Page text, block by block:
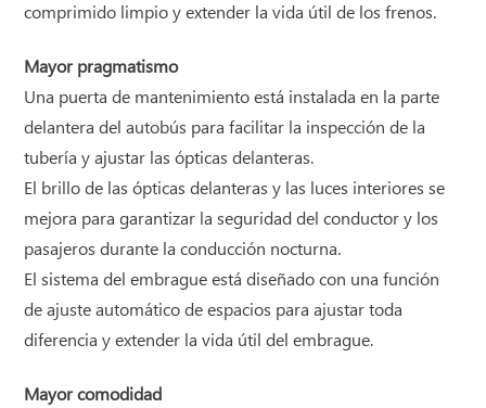
comprimido limpio y extender la vida útil de los frenos.
Mayor pragmatismo
Una puerta de mantenimiento está instalada en la parte
delantera del autobús para facilitar la inspección de la
tubería y ajustar las ópticas delanteras.
El brillo de las ópticas delanteras y las luces interiores se
mejora para garantizar la seguridad del conductor y los
pasajeros durante la conducción nocturna.
El sistema del embrague está diseñado con una función
de ajuste automático de espacios para ajustar toda
diferencia y extender la vida útil del embrague.
Mayor comodidad